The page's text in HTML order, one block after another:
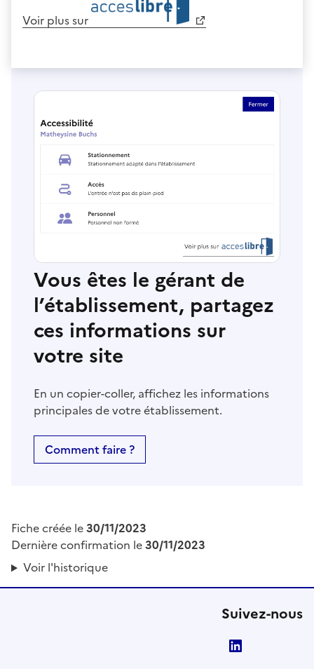
Voir plus sur
Vous êtes le gérant de
l’établissement, partagez
ces informations sur
votre site
En un copier-coller, affichez les informations
principales de votre établissement.
Comment faire ?
Fiche créée le30/11/2023
Dernière confirmation le30/11/2023
Voir l'historique
Suivez-nous